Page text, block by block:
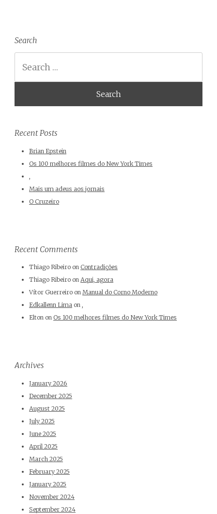
Search
Recent Posts
Brian Epstein
Os 100 melhores filmes do New York Times
Mais um adeus aos jornais
O Cruzeiro
Recent Comments
Thiago Ribeiro on Contradições
Thiago Ribeiro on Aqui, agora
Vítor Guerreiro on Manual do Corno Moderno
Edkallenn Lima on ,
Elton on Os 100 melhores filmes do New York Times
Archives
January 2026
December 2025
August 2025
July 2025
June 2025
April 2025
March 2025
February 2025
January 2025
November 2024
September 2024